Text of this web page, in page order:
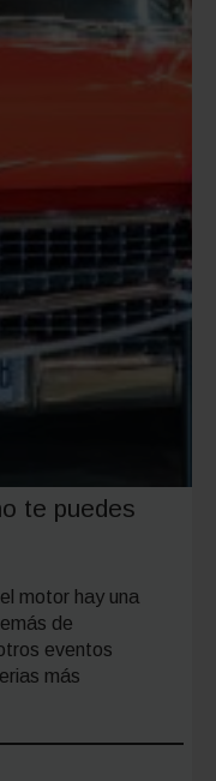
te puedes
motor hay una
de
eventos
más